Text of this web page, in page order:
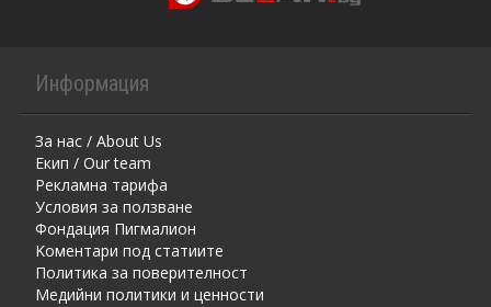
Информация
За нас / About Us
Екип / Our team
Рекламна тарифа
Условия за ползване
Фондация Пигмалион
Kоментaри под статиите
Политика за поверителност
Медийни политики и ценности